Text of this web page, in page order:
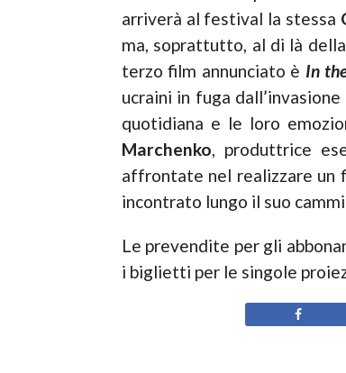
arriverà al festival la stessa
ma, soprattutto, al di là
terzo film annunciato è In
ucraini in fuga
quotidiana e le loro
Marchenko, produttrice
affrontate nel realizzare un
incontrato lungo il suo
Le prevendite per gli
i biglietti per le singole